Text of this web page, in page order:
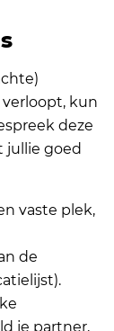
kun
deze
jullie goed
vaste plek,
de
je partner,